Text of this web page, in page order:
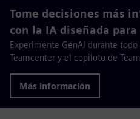
Tome decisiones más
con la IA diseñada para
Experimente GenAI durante
Teamcenter y el copiloto de
Más información